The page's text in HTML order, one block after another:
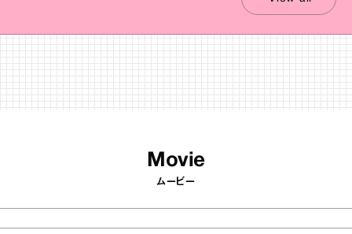
Movie
ムービー